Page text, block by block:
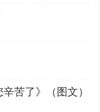
苦了》（图文）